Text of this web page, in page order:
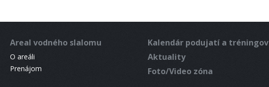
Areal vodného slalomu
O areáli
Prenájom
Kalendár podujatí a tréningov
Aktuality
Foto/Video zóna